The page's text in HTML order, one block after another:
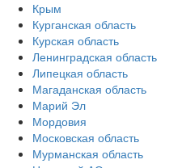
Крым
Курганская область
Курская область
Ленинградская область
Липецкая область
Магаданская область
Марий Эл
Мордовия
Московская область
Мурманская область